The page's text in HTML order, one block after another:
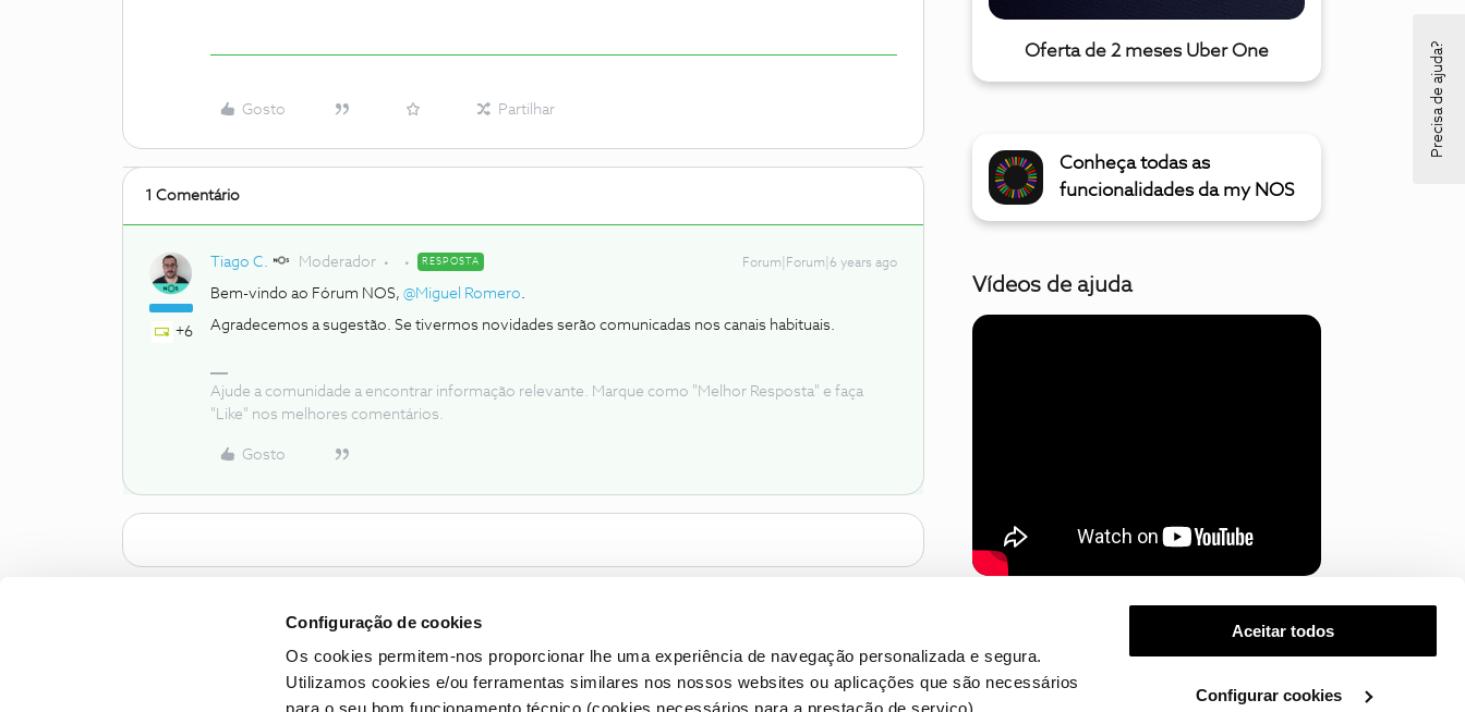
Configuração de cookies
Os cookies permitem-nos proporcionar lhe uma experiência de navegação personalizada e segura.
Utilizamos cookies e/ou ferramentas similares nos nossos websites ou aplicações que são necessários
Aceitar todos
Configurar cookies
Gosto Partilhar
1 Comentário
+6
Tiago C. Moderador RESPOSTA Forum|Forum|6 years ago
Bem-vindo ao Fórum NOS, @Miguel Romero.
Agradecemos a sugestão. Se tivermos novidades serão comunicadas nos canais habituais.
Ajude a comunidade a encontrar informação relevante. Marque como "Melhor Resposta" e faça
"Like" nos melhores comentários.
Gosto
Oferta de 2 meses Uber One
Conheça todas as
funcionalidades da my NOS
Vídeos de ajuda
Precisa de ajuda?